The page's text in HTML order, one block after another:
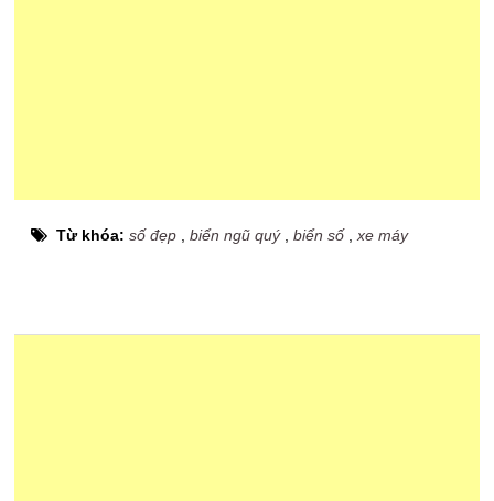
Từ khóa:số đẹp ,biển ngũ quý,biển số,xe máy